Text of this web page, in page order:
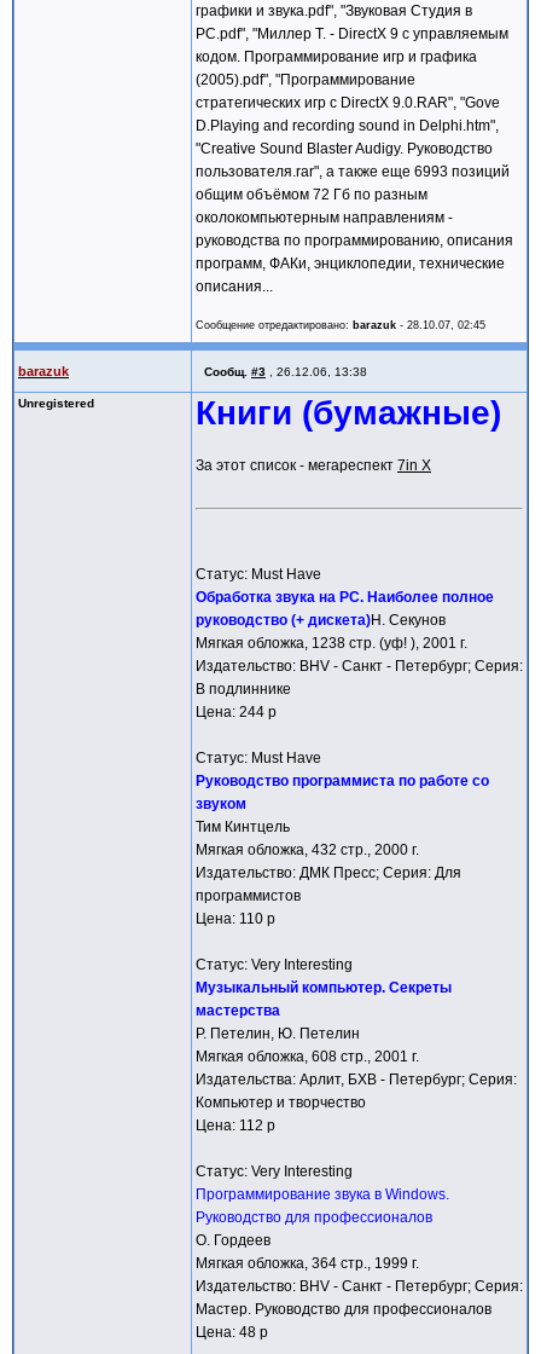
графики и звука.pdf", "Звуковая Студия в
PC.pdf", "Миллер Т. - DirectX 9 с управляемым
кодом. Программирование игр и графика
(2005).pdf", "Программирование
стратегических игр с DirectX 9.0.RAR", "Gove
D.Playing and recording sound in Delphi.htm",
"Creative Sound Blaster Audigy. Руководство
пользователя.rar", а также еще 6993 позиций
общим объёмом 72 Гб по разным
околокомпьютерным направлениям -
руководства по программированию, описания
программ, ФАКи, энциклопедии, технические
описания...
Сообщение отредактировано: barazuk - 28.10.07, 02:45
barazuk Сообщ. #3 26.12.06, 13:38
Unregistered Книги (бумажные)
За этот список - мегареспект 7in X
Статус: Must Have
Обработка звука на PC. Наиболее полное
руководство (+ дискета)Н. Секунов
Мягкая обложка, 1238 стр. (уф! ), 2001 г.
Издательство: BHV - Санкт - Петербург; Серия:
В подлиннике
Цена: 244 р
Статус: Must Have
Руководство программиста по работе со
звуком
Тим Кинтцель
Мягкая обложка, 432 стр., 2000 г.
Издательство: ДМК Пресс; Серия: Для
программистов
Цена: 110 р
Статус: Very Interesting
Музыкальный компьютер. Секреты
мастерства
Р. Петелин, Ю. Петелин
Мягкая обложка, 608 стр., 2001 г.
Издательства: Арлит, БХВ - Петербург; Серия:
Компьютер и творчество
Цена: 112 р
Статус: Very Interesting
Программирование звука в Windows.
Руководство для профессионалов
О. Гордеев
Мягкая обложка, 364 стр., 1999 г.
Издательство: BHV - Санкт - Петербург; Серия:
Мастер. Руководство для профессионалов
Цена: 48 р